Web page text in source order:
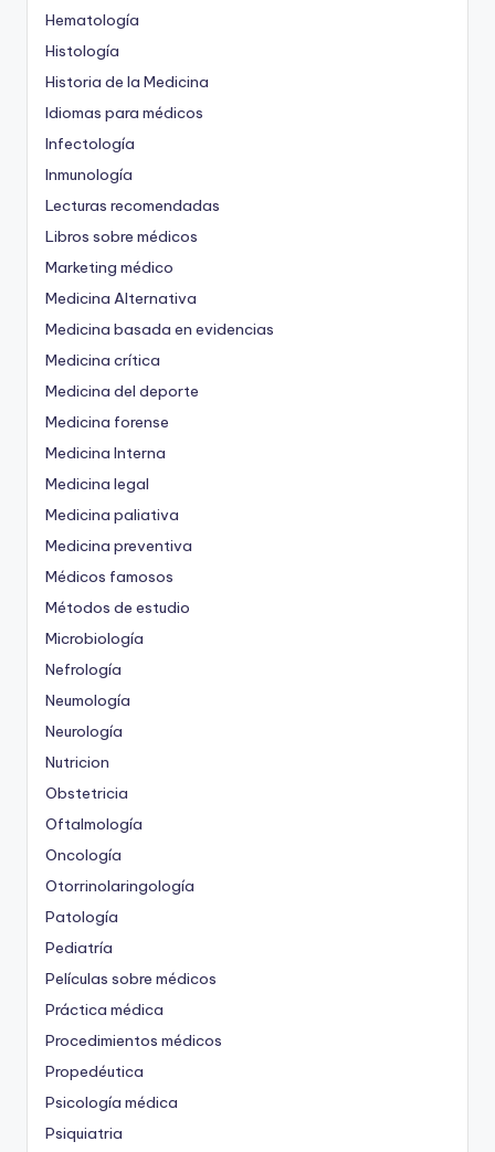
Hematología
Histología
Historia de la Medicina
Idiomas para médicos
Infectología
Inmunología
Lecturas recomendadas
Libros sobre médicos
Marketing médico
Medicina Alternativa
Medicina basada en evidencias
Medicina crítica
Medicina del deporte
Medicina forense
Medicina Interna
Medicina legal
Medicina paliativa
Medicina preventiva
Médicos famosos
Métodos de estudio
Microbiología
Nefrología
Neumología
Neurología
Nutricion
Obstetricia
Oftalmología
Oncología
Otorrinolaringología
Patología
Pediatría
Películas sobre médicos
Práctica médica
Procedimientos médicos
Propedéutica
Psicología médica
Psiquiatria